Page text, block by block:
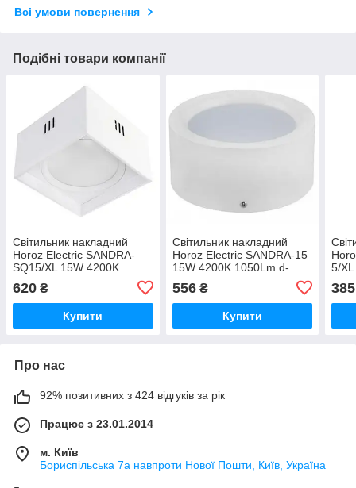
Всі умови повернення
Подібні товари компанії
Світильник накладний
Horoz Electric SANDRA-
SQ15/XL 15W 4200K
1050Lm 182мм h-200мм
білий квадратний (016-
045-1015-030)
620 ₴
Купити
Світильник накладний
Horoz Electric SANDRA-15
15W 4200K 1050Lm d-
круглий (016-043-0015-
030)
556₴
Купити
5/
030)
385
Про нас
92% позитивних з 424 відгуків за рік
Працює з 23.01.2014
м. Київ
Бориспільська 7а навпроти Нової Пошти, Київ, Україна